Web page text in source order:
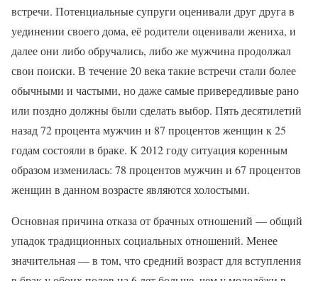
встречи. Потенциальные супруги оценивали друг друга в
уединении своего дома, её родители оценивали жениха, и
далее они либо обручались, либо же мужчина продолжал
свои поиски. В течение 20 века такие встречи стали более
обычными и частыми, но даже самые привередливые рано
или поздно должны были сделать выбор. Пять десятилетий
назад 72 процента мужчин и 87 процентов женщин к 25
годам состояли в браке. К 2012 году ситуация коренным
образом изменилась: 78 процентов мужчин и 67 процентов
женщин в данном возрасте являются холостыми.
Основная причина отказа от брачных отношений — общий
упадок традиционных социальных отношений. Менее
значительная — в том, что средний возраст для вступления